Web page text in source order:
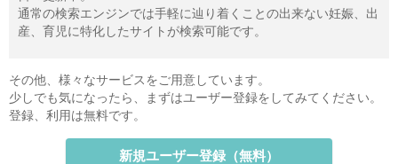
通常の検索エンジンでは手軽に辿り着くことの出来ない妊娠、出
産、育児に特化したサイトが検索可能です。
その他、様々なサービスをご用意しています。
少しでも気になったら、まずはユーザー登録をしてみてください。
登録、利用は無料です。
新規ユーザー登録（無料）